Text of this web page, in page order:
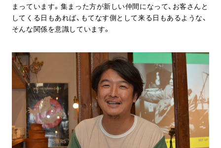
まっています。集まった方が新しい仲間になって、お客さんと
してくる日もあれば、もてなす側として来る日もあるような、
そんな関係を意識しています。